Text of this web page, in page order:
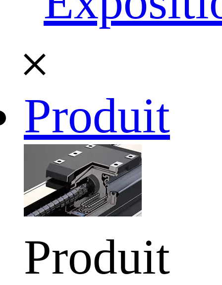
Produit
Produit